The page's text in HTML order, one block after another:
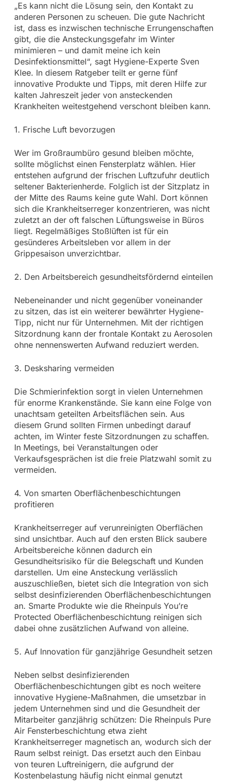
„Es kann nicht die Lösung sein, den Kontakt zu
anderen Personen zu scheuen. Die gute Nachricht
ist, dass es inzwischen technische Errungenschaften
gibt, die die Ansteckungsgefahr im Winter
minimieren – und damit meine ich kein
Desinfektionsmittel“, sagt Hygiene-Experte Sven
Klee. In diesem Ratgeber teilt er gerne fünf
innovative Produkte und Tipps, mit deren Hilfe zur
kalten Jahreszeit jeder von ansteckenden
Krankheiten weitestgehend verschont bleiben kann.
1. Frische Luft bevorzugen
Wer im Großraumbüro gesund bleiben möchte,
sollte möglichst einen Fensterplatz wählen. Hier
entstehen aufgrund der frischen Luftzufuhr deutlich
seltener Bakterienherde. Folglich ist der Sitzplatz in
der Mitte des Raums keine gute Wahl. Dort können
sich die Krankheitserreger konzentrieren, was nicht
zuletzt an der oft falschen Lüftungsweise in Büros
liegt. Regelmäßiges Stoßlüften ist für ein
gesünderes Arbeitsleben vor allem in der
Grippesaison unverzichtbar.
2. Den Arbeitsbereich gesundheitsfördernd einteilen
Nebeneinander und nicht gegenüber voneinander
zu sitzen, das ist ein weiterer bewährter Hygiene-
Tipp, nicht nur für Unternehmen. Mit der richtigen
Sitzordnung kann der frontale Kontakt zu Aerosolen
ohne nennenswerten Aufwand reduziert werden.
3. Desksharing vermeiden
Die Schmierinfektion sorgt in vielen Unternehmen
für enorme Krankenstände. Sie kann eine Folge von
unachtsam geteilten Arbeitsflächen sein. Aus
diesem Grund sollten Firmen unbedingt darauf
achten, im Winter feste Sitzordnungen zu schaffen.
In Meetings, bei Veranstaltungen oder
Verkaufsgesprächen ist die freie Platzwahl somit zu
vermeiden.
4. Von smarten Oberflächenbeschichtungen
profitieren
Krankheitserreger auf verunreinigten Oberflächen
sind unsichtbar. Auch auf den ersten Blick saubere
Arbeitsbereiche können dadurch ein
Gesundheitsrisiko für die Belegschaft und Kunden
darstellen. Um eine Ansteckung verlässlich
auszuschließen, bietet sich die Integration von sich
selbst desinfizierenden Oberflächenbeschichtungen
an. Smarte Produkte wie die Rheinpuls You’re
Protected Oberflächenbeschichtung reinigen sich
dabei ohne zusätzlichen Aufwand von alleine.
5. Auf Innovation für ganzjährige Gesundheit setzen
Neben selbst desinfizierenden
Oberflächenbeschichtungen gibt es noch weitere
innovative Hygiene-Maßnahmen, die umsetzbar in
jedem Unternehmen sind und die Gesundheit der
Mitarbeiter ganzjährig schützen: Die Rheinpuls Pure
Air Fensterbeschichtung etwa zieht
Krankheitserreger magnetisch an, wodurch sich der
Raum selbst reinigt. Das ersetzt auch den Einbau
von teuren Luftreinigern, die aufgrund der
Kostenbelastung häufig nicht einmal genutzt